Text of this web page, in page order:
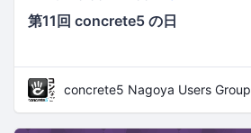
第11回 concrete5 の日
concrete5 Nagoya Users Group